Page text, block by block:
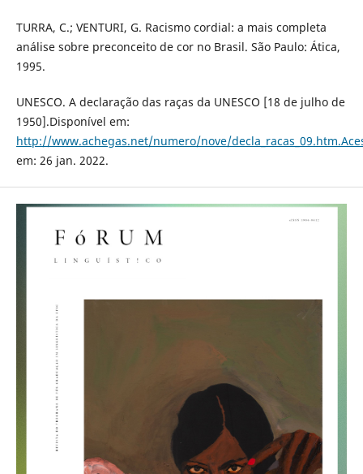
TURRA, C.; VENTURI, G. Racismo cordial: a mais completa
análise sobre preconceito de cor no Brasil. São Paulo: Ática,
1995.
UNESCO. A declaração das raças da UNESCO [18 de julho de
1950].Disponível em:
http://www.achegas.net/numero/nove/
em: 26 jan. 2022.